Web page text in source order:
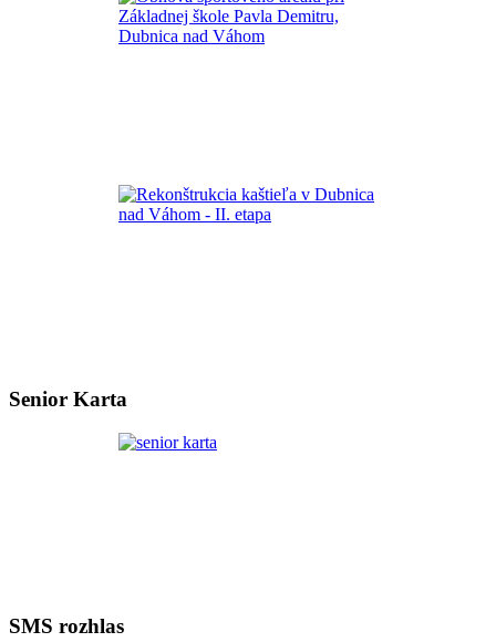
Senior Karta
SMS rozhlas